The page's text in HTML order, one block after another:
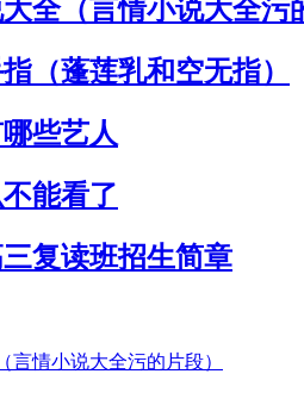
全（言情小说大全污
（蓬莲乳和空无指）
些艺人
能看了
复读班招生简章